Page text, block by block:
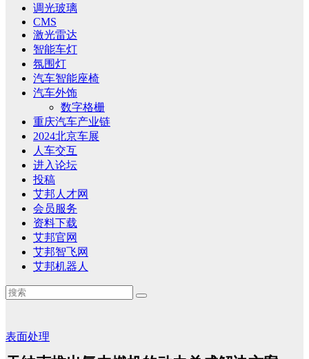
调光玻璃
CMS
激光雷达
智能车灯
氛围灯
汽车智能座椅
汽车外饰
数字格栅
重庆汽车产业链
2024北京车展
人车交互
进入论坛
投稿
艾邦人才网
会员服务
资料下载
艾邦官网
艾邦智飞网
艾邦机器人
表面处理